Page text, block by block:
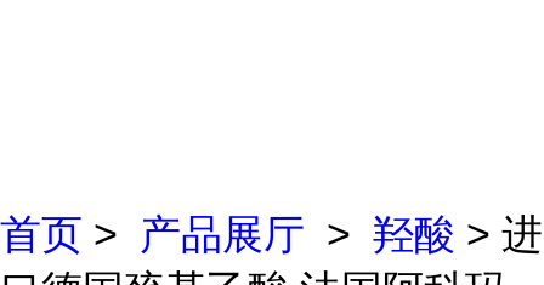
首页 > 产品展厅 > 羟酸 > 进